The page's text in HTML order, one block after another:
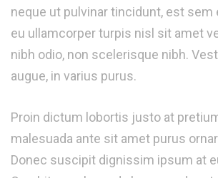
neque ut pulvinar tincidunt, est sem
eu ullamcorper turpis nisl sit amet
nibh odio, non scelerisque nibh.
augue, in varius purus.
Proin dictum lobortis justo at
malesuada ante sit amet purus
Donec suscipit dignissim ipsum at